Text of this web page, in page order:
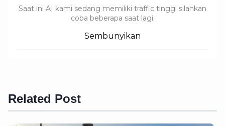
Saat ini AI kami sedang memiliki traffic tinggi silahkan
coba beberapa saat lagi.
Sembunyikan
Related Post